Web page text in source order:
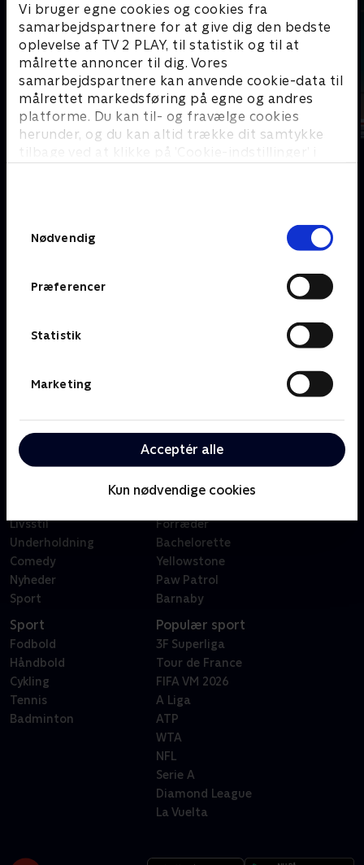
Vi bruger egne cookies og cookies fra
samarbejdspartnere for at give dig den bedste
oplevelse af TV 2 PLAY, til statistik og til at
målrette annoncer til dig. Vores
samarbejdspartnere kan anvende cookie-data til
målrettet markedsføring på egne og andres
platforme. Du kan til- og fravælge cookies
herunder, og du kan altid trække dit samtykke
tilbage ved at klikke på ’Cookie-indstillinger’ i
Nødvendig
Præferencer
Statistik
Marketing
Acceptér alle
Kun nødvendige cookies
Her kan du se TV 2 Play
Kundecenter
rum
Børn
Serier
Film
Livsstil
Underholdning
Comedy
Nyheder
Sport
Klovn
Badehotellet
Sygeplejeskolen
X Factor
Forræder
Bachelorette
Yellowstone
Paw Patrol
Barnaby
Sport
Fodbold
Håndbold
Cykling
Tennis
Badminton
Populær sport
3F Superliga
Tour de France
FIFA VM 2026
A Liga
ATP
WTA
NFL
Serie A
Diamond League
La Vuelta